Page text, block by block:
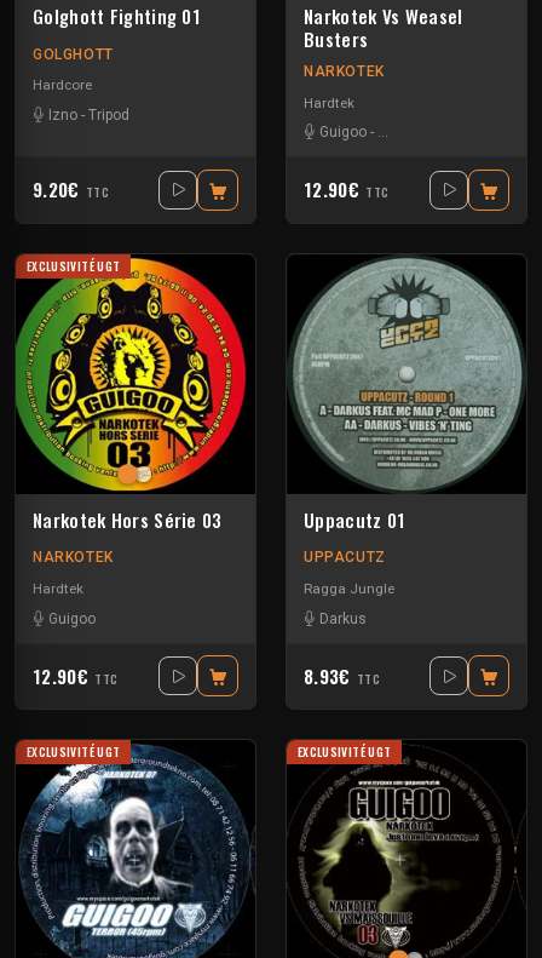
Golghott Fighting 01
GOLGHOTT
Hardcore
Izno - Tripod
9.20€ TTC
Narkotek Vs Weasel
Busters
NARKOTEK
Hardtek
Guigoo - Mat Weasel busters
12.90€ TTC
EXCLUSIVITÉ UGT
Narkotek Hors Série 03
NARKOTEK
Hardtek
Guigoo
12.90€ TTC
Uppacutz 01
UPPACUTZ
Ragga Jungle
Darkus
8.93€ TTC
EXCLUSIVITÉ UGT EXCLUSIVITÉ UGT